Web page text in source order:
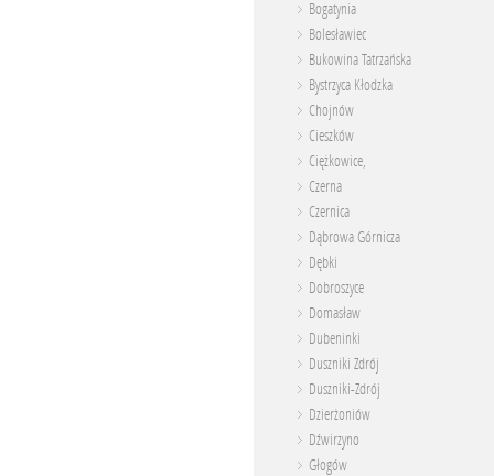
Bogatynia
Bolesławiec
Bukowina Tatrzańska
Bystrzyca Kłodzka
Chojnów
Cieszków
Ciężkowice,
Czerna
Czernica
Dąbrowa Górnicza
Dębki
Dobroszyce
Domasław
Dubeninki
Duszniki Zdrój
Duszniki-Zdrój
Dzierżoniów
Dźwirzyno
Głogów